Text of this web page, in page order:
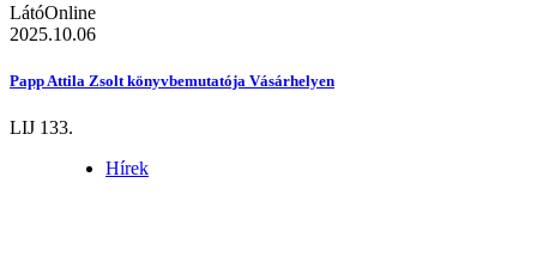
LátóOnline
2025.10.06
Papp Attila Zsolt könyvbemutatója Vásárhelyen
LIJ 133.
Hírek